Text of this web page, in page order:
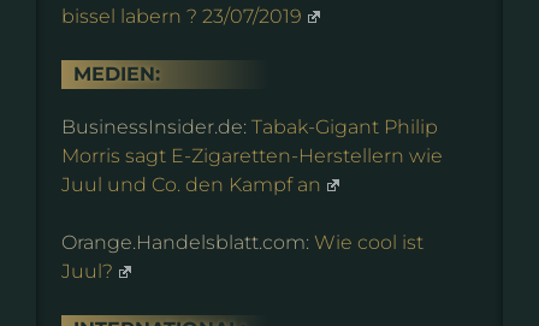
bissel labern ? 23/07/2019
MEDIEN:
BusinessInsider.de: Tabak-Gigant Philip
Morris sagt E-Zigaretten-Herstellern wie
Juul und Co. den Kampf an
Orange.Handelsblatt.com: Wie cool ist
Juul?